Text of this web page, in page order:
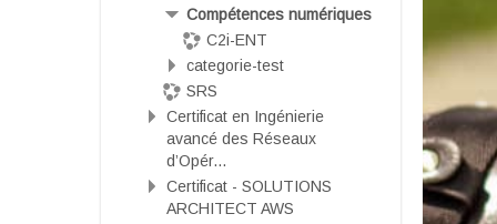
Compétences numériques
C2i-ENT
categorie-test
SRS
Certificat en Ingénierie
avancé des Réseaux
d’Opér...
Certificat - SOLUTIONS
ARCHITECT AWS